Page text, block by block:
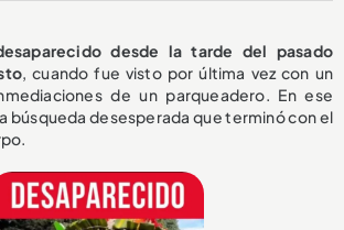
desde la tarde del pasado
, cuando fue visto por última vez con un
de un parqueadero. En ese
búsqueda desesperada que terminó con el